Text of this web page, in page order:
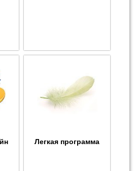
Легкая программа